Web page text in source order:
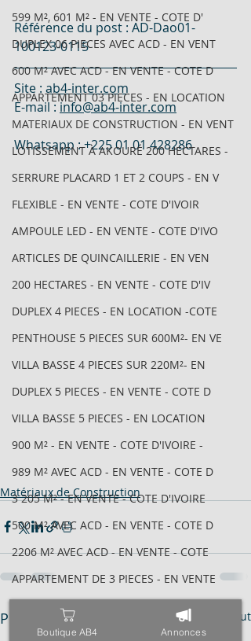
599 M², 601 M² - EN VENTE - COTE D'
DUPLEX 06 PIECES AVEC ACD - EN VENT
600 M² AVEC ACD - EN VENTE - COTE D
APPARTEMENT 03 PIECES - EN LOCATION
MATERIAUX DE CONSTRUCTION - EN VENT
LOTISSEMENT À AKOURÉ 200 HECTARES -
SERRURE PLACARD 1 ET 2 COUPS - EN V
FLEXIBLE - EN VENTE - COTE D'IVOIR
AMPOULE LED - EN VENTE - COTE D'IVO
ARTICLES DE QUINCAILLERIE - EN VEN
200 HECTARES - EN VENTE - COTE D'IV
DUPLEX 4 PIECES - EN LOCATION -COTE
PENTHOUSE 5 PIECES SUR 600M²- EN VE
VILLA BASSE 4 PIECES SUR 220M²- EN
DUPLEX 5 PIECES - EN VENTE - COTE D
VILLA BASSE 5 PIECES - EN LOCATION
900 M² - EN VENTE - COTE D'IVOIRE -
989 M² AVEC ACD - EN VENTE - COTE D
3 205 M² - EN VENTE - COTE D'IVOIRE
500 M² AVEC ACD - EN VENTE - COTE D
2206 M² AVEC ACD - EN VENTE - COTE
APPARTEMENT DE 3 PIECES - EN VENTE
APPARTEMENT 4 PIECES - EN VENTE - C
IMMEUBLE INACHEVÉ R+8 AVEC ACD - EN
Référence du post : AD-Dao01-
100123-0115
Site : ab4-inter.com
E-mail : info@ab4-inter.com
Whatsapp : +225 01 01 428286
Matériaux de Construction
Posts récents Voir tout
Boutique AB4 Annonces